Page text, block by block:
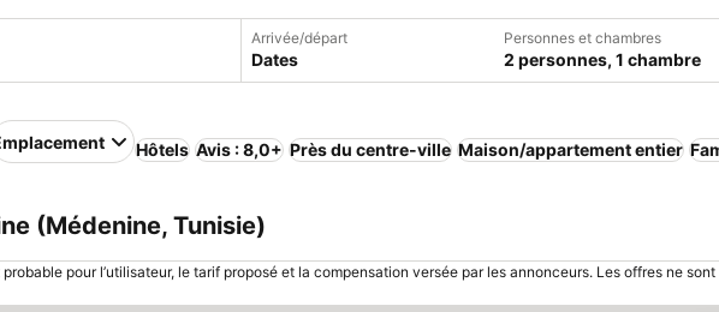
Arrivée/départ
Dates
Personnes et chambres
2 personnes, 1 chambre
Hôtels Avis : 8,0+ Près du centre-ville Maison/appartement entier
(Médenine, Tunisie)
pour l’utilisateur, le tarif proposé et la compensation versée par les annonceurs. Les offres ne sont